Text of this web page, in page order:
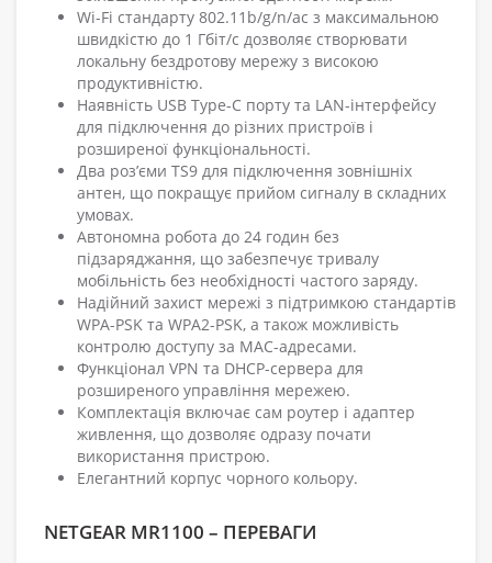
Wi-Fi стандарту 802.11b/g/n/ac з максимальною
швидкістю до 1 Гбіт/с дозволяє створювати
локальну бездротову мережу з високою
продуктивністю.
Наявність USB Type-C порту та LAN-інтерфейсу
для підключення до різних пристроїв і
розширеної функціональності.
Два роз’єми TS9 для підключення зовнішніх
антен, що покращує прийом сигналу в складних
умовах.
Автономна робота до 24 годин без
підзаряджання, що забезпечує тривалу
мобільність без необхідності частого заряду.
Надійний захист мережі з підтримкою стандартів
WPA-PSK та WPA2-PSK, а також можливість
контролю доступу за MAC-адресами.
Функціонал VPN та DHCP-сервера для
розширеного управління мережею.
Комплектація включає сам роутер і адаптер
живлення, що дозволяє одразу почати
використання пристрою.
Елегантний корпус чорного кольору.
NETGEAR MR1100 – ПЕРЕВАГИ